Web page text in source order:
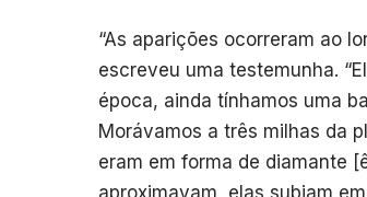
“As aparições ocorreram ao
escreveu uma testemunha.
época, ainda tínhamos uma
Morávamos a três milhas da
eram em forma de diamante
aproximavam, elas subiam